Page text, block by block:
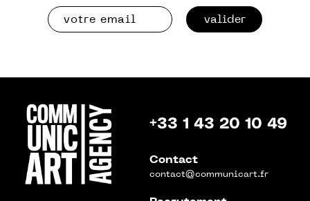
valider
+33 1 43 20 10 49
Contact
contact@communicart.fr